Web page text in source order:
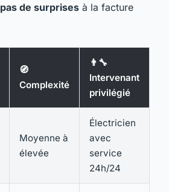
pas de surprises à la facture
🧭
Complexité
👨‍🔧
Intervenant
privilégié
Moyenne à
élevée
Électricien
avec
service
24h/24